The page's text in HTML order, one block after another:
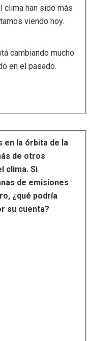
clima han sido más
viendo hoy.
cambiando mucho
en el pasado.
en la órbita de la
de otros
clima. Si
de emisiones
¿qué podría
su cuenta?